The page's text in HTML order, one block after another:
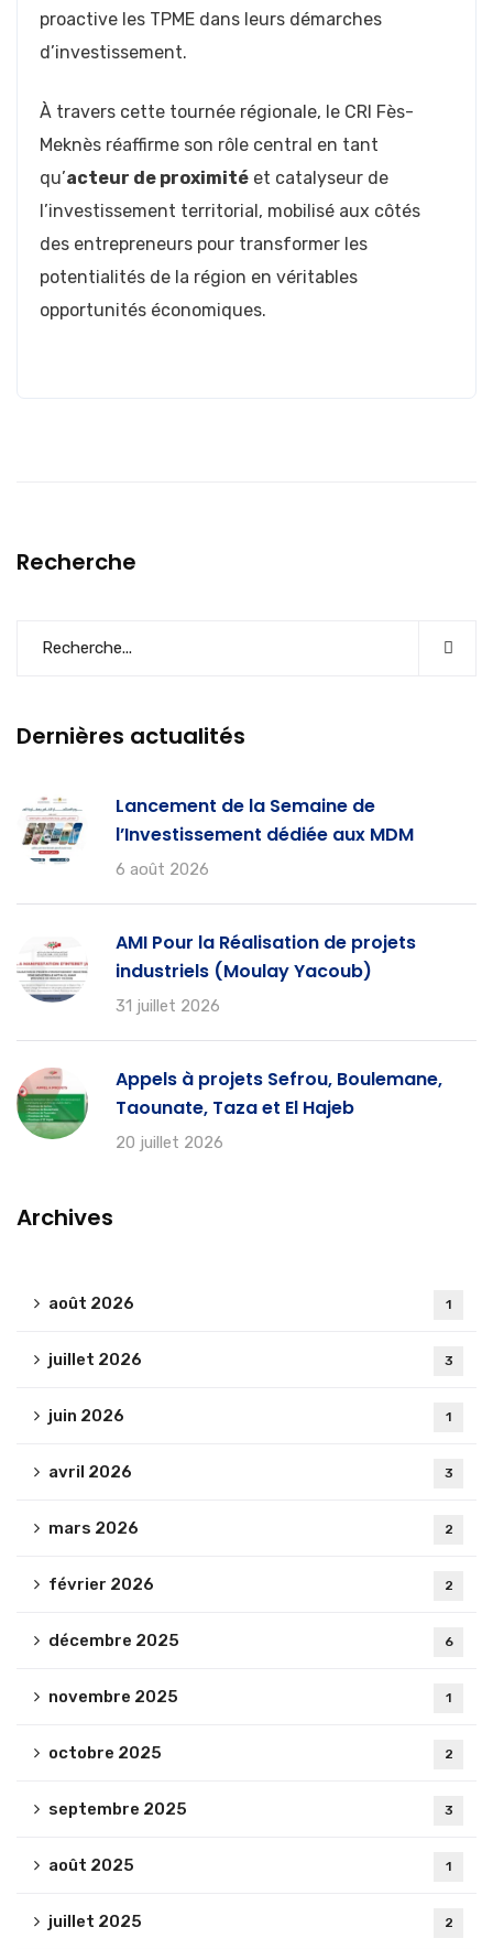
proactive les TPME dans leurs démarches
d’investissement.
À travers cette tournée régionale, le CRI Fès-
Meknès réaffirme son rôle central en tant
qu’acteur de proximité et catalyseur de
l’investissement territorial, mobilisé aux côtés
des entrepreneurs pour transformer les
potentialités de la région en véritables
opportunités économiques.
Recherche
Dernières actualités
Lancement de la Semaine de
l’Investissement dédiée aux MDM
6 août 2026
AMI Pour la Réalisation de projets
industriels (Moulay Yacoub)
31 juillet 2026
Appels à projets Sefrou, Boulemane,
Taounate, Taza et El Hajeb
20 juillet 2026
Archives
août 2026 1
juillet 2026 3
juin 2026 1
avril 2026 3
mars 2026 2
février 2026 2
décembre 2025 6
novembre 2025 1
octobre 2025 2
septembre 2025 3
août 2025 1
juillet 2025 2